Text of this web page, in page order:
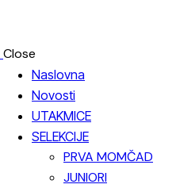
Close
Naslovna
Novosti
UTAKMICE
SELEKCIJE
PRVA MOMČAD
JUNIORI